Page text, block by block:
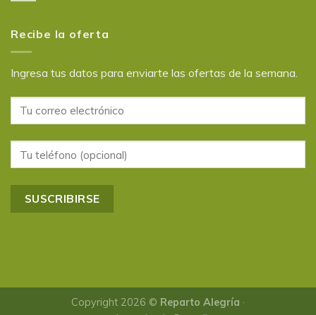
Recibe la oferta
Ingresa tus datos para enviarte las ofertas de la semana.
Copyright 2026 © Reparto Alegría ·